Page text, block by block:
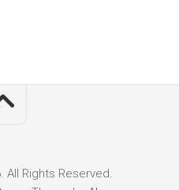
All Rights Reserved.